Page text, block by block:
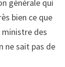
générale qui
bien ce que
ministre des
ne sait pas de